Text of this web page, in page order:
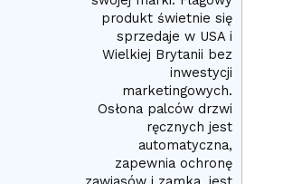
produkt świetnie się
sprzedaje w USA i
Wielkiej Brytanii bez
inwestycji
marketingowych.
Osłona palców drzwi
ręcznych jest
automatyczna,
zapewnia ochronę